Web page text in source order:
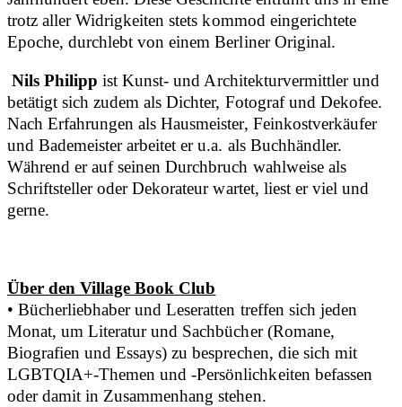
trotz aller Widrigkeiten stets kommod eingerichtete
Epoche, durchlebt von einem Berliner Original.
Nils Philipp ist Kunst- und Architekturvermittler und
betätigt sich zudem als Dichter, Fotograf und Dekofee.
Nach Erfahrungen als Hausmeister, Feinkostverkäufer
und Bademeister arbeitet er u.a. als Buchhändler.
Während er auf seinen Durchbruch wahlweise als
Schriftsteller oder Dekorateur wartet, liest er viel und
gerne.
Über den Village Book Club
• Bücherliebhaber und Leseratten treffen sich jeden
Monat, um Literatur und Sachbücher (Romane,
Biografien und Essays) zu besprechen, die sich mit
LGBTQIA+-Themen und -Persönlichkeiten befassen
oder damit in Zusammenhang stehen.